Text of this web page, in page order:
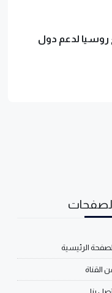
روسيا لدعم دول
الرئيسية
القناة